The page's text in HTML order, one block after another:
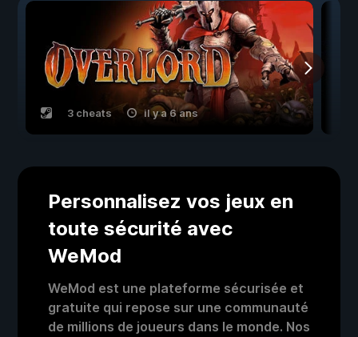
3 cheats il y a 6 ans
Personnalisez vos jeux en
toute sécurité avec
WeMod
WeMod est une plateforme sécurisée et
gratuite qui repose sur une communauté
de millions de joueurs dans le monde. Nos